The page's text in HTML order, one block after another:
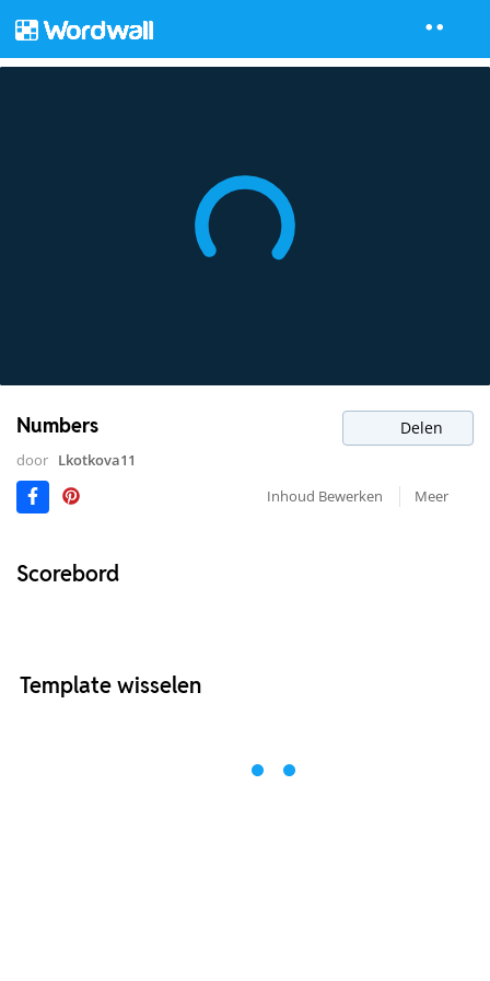
Numbers Delen
door Lkotkova11
Inhoud Bewerken
Meer
Scorebord
Template wisselen